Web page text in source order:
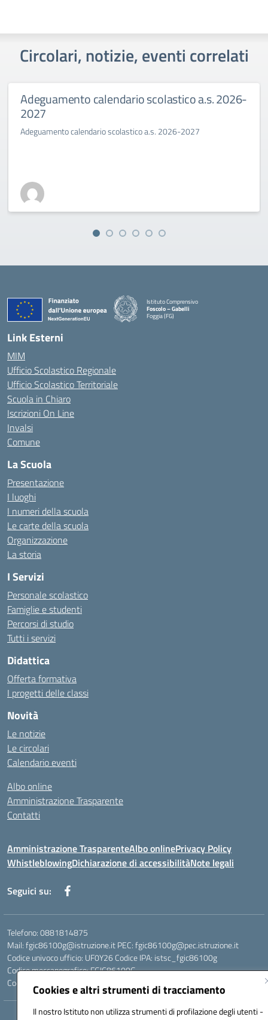
Cookies e altri strumenti di tracciamento
Il nostro Istituto non utilizza strumenti di profilazione degli utenti -
Circolari, notizie, eventi correlati
Adeguamento calendario scolastico a.s. 2026-
2027
Adeguamento calendario scolastico a.s. 2026-2027
Istituto Comprensivo
Foscolo – Gabelli
Foggia (FG)
— Visita la pagina iniziale della scuola
Link Esterni
MIM
Ufficio Scolastico Regionale
Ufficio Scolastico Territoriale
Scuola in Chiaro
Iscrizioni On Line
Invalsi
Comune
La Scuola
Presentazione
I luoghi
I numeri della scuola
Le carte della scuola
Organizzazione
La storia
I Servizi
Personale scolastico
Famiglie e studenti
Percorsi di studio
Tutti i servizi
Didattica
Offerta formativa
I progetti delle classi
Novità
Le notizie
Le circolari
Calendario eventi
Albo online
Amministrazione Trasparente
Contatti
Amministrazione TrasparenteAlbo onlinePrivacy Policy
WhistleblowingDichiarazione di accessibilitàNote legali
Seguici su:
Telefono: 0881814875
Mail: fgic86100g@istruzione.it PEC: fgic86100g@pec.istruzione.it
Codice univoco ufficio: UF0Y26 Codice IPA: istsc_fgic86100g
Codice meccanografico: FGIC86100G
Codice fiscale: 80030630711